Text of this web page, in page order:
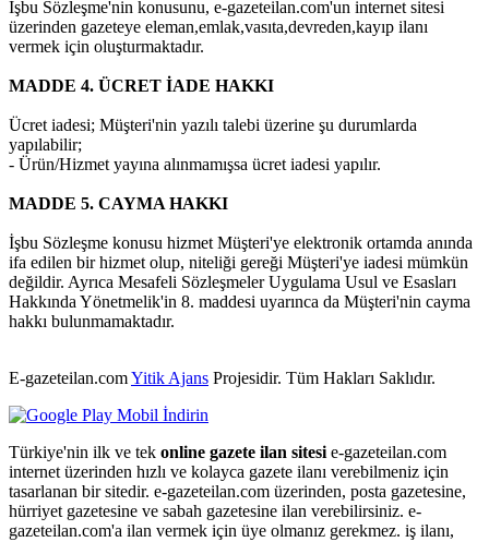
İşbu Sözleşme'nin konusunu, e-gazeteilan.com'un internet sitesi
üzerinden gazeteye eleman,emlak,vasıta,devreden,kayıp ilanı
vermek için oluşturmaktadır.
MADDE 4. ÜCRET İADE HAKKI
Ücret iadesi; Müşteri'nin yazılı talebi üzerine şu durumlarda
yapılabilir;
- Ürün/Hizmet yayına alınmamışsa ücret iadesi yapılır.
MADDE 5. CAYMA HAKKI
İşbu Sözleşme konusu hizmet Müşteri'ye elektronik ortamda anında
ifa edilen bir hizmet olup, niteliği gereği Müşteri'ye iadesi mümkün
değildir. Ayrıca Mesafeli Sözleşmeler Uygulama Usul ve Esasları
Hakkında Yönetmelik'in 8. maddesi uyarınca da Müşteri'nin cayma
hakkı bulunmamaktadır.
E-gazeteilan.comYitik Ajans Projesidir. Tüm Hakları Saklıdır.
Türkiye'nin ilk ve tek online gazete ilan sitesi e-gazeteilan.com
internet üzerinden hızlı ve kolayca gazete ilanı verebilmeniz için
tasarlanan bir sitedir. e-gazeteilan.com üzerinden, posta gazetesine,
hürriyet gazetesine ve sabah gazetesine ilan verebilirsiniz. e-
gazeteilan.com'a ilan vermek için üye olmanız gerekmez. iş ilanı,